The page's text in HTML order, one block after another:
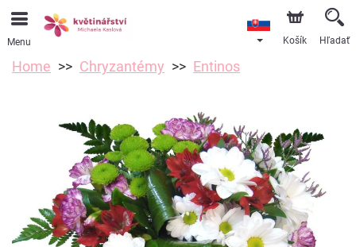
Menu Košík Hľadať
Home Chryzantémy Entinos